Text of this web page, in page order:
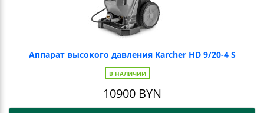
Аппарат высокого давления Karcher HD 9/20-4 S
В НАЛИЧИИ
10900BYN